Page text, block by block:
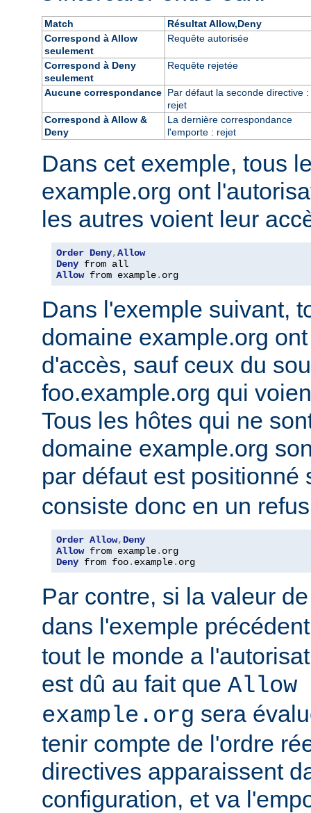
Match
Résultat Allow,Deny
Correspond à Allow
seulement
Requête autorisée
Correspond à Deny
seulement
Requête rejetée
Aucune correspondance Par défaut la seconde directive :
rejet
Correspond à Allow &
Deny
La dernière correspondance
l'emporte : rejet
Dans cet exemple, tous
example.org ont
les autres voient leur
Order Deny,Allow
Deny
Allow from example. org
Dans l'exemple suivant,
domaine example.org
d'accès, sauf ceux du
foo.example.org qui
Tous les hôtes qui ne
domaine example.org
par défaut est positionné
consiste donc en un
Order Allow, Deny
Allow from example.
Deny from foo. example. org
Par contre, si la valeur
dans l'exemple
tout le monde a
est dû au fait que Allow
example.org sera
tenir compte de l'ordre
directives apparaissent
configuration, et va